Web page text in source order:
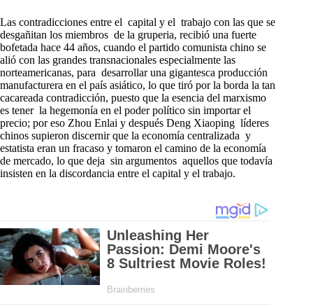
Las contradicciones entre el capital y el trabajo con las que se
desgañitan los miembros de la gruperia, recibió una fuerte
bofetada hace 44 años, cuando el partido comunista chino se
alió con las grandes transnacionales especialmente las
norteamericanas, para desarrollar una gigantesca producción
manufacturera en el país asiático, lo que tiró por la borda la tan
cacareada contradicción, puesto que la esencia del marxismo
es tener la hegemonía en el poder político sin importar el
precio; por eso Zhou Enlai y después Deng Xiaoping líderes
chinos supieron discernir que la economía centralizada y
estatista eran un fracaso y tomaron el camino de la economía
de mercado, lo que deja sin argumentos aquellos que todavía
insisten en la discordancia entre el capital y el trabajo.